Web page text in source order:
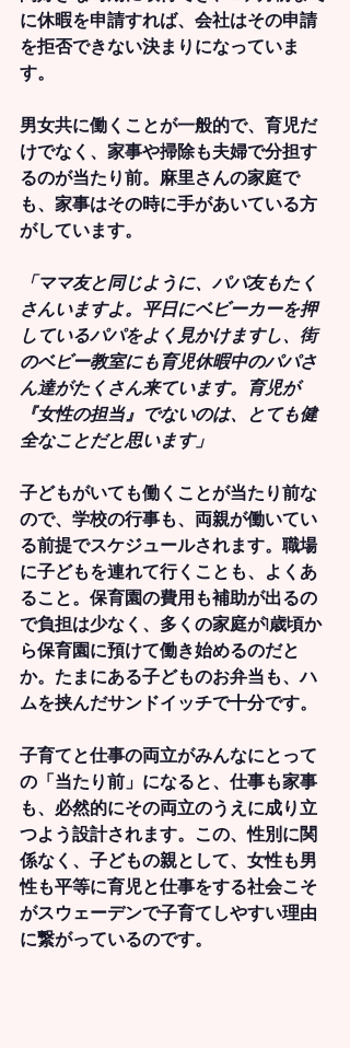
に休暇を申請すれば、会社はその申請
を拒否できない決まりになっていま
す。
男女共に働くことが一般的で、育児だ
けでなく、家事や掃除も夫婦で分担す
るのが当たり前。麻里さんの家庭で
も、家事はその時に手があいている方
がしています。
「ママ友と同じように、パパ友もたく
さんいますよ。平日にベビーカーを押
しているパパをよく見かけますし、街
のベビー教室にも育児休暇中のパパさ
ん達がたくさん来ています。育児が
『女性の担当』でないのは、とても健
全なことだと思います」
子どもがいても働くことが当たり前な
ので、学校の行事も、両親が働いてい
る前提でスケジュールされます。職場
に子どもを連れて行くことも、よくあ
ること。保育園の費用も補助が出るの
で負担は少なく、多くの家庭が1歳頃か
ら保育園に預けて働き始めるのだと
か。たまにある子どものお弁当も、ハ
ムを挟んだサンドイッチで十分です。
子育てと仕事の両立がみんなにとって
の「当たり前」になると、仕事も家事
も、必然的にその両立のうえに成り立
つよう設計されます。この、性別に関
係なく、子どもの親として、女性も男
性も平等に育児と仕事をする社会こそ
がスウェーデンで子育てしやすい理由
に繋がっているのです。